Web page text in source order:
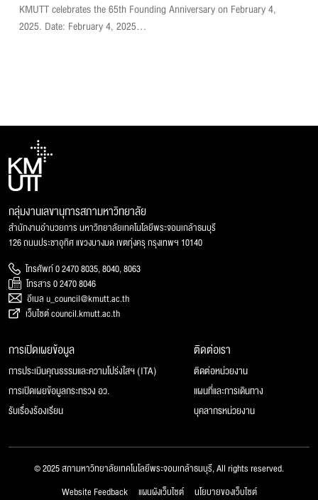
KMUTT celebrates the 65th Founding Anniversary on February 4,
2025. Date: February 4, 2025...
กลุ่มงานเลขานุการสภามหาวิทยาลัย
สำนักงานอำนวยการ มหาวิทยาลัยเทคโนโลยีพระจอมเกล้าธนบุรี
126 ถนนประชาอุทิศ แขวงบางมด เขตทุ่งครุ กรุงเทพฯ 10140
โทรศัพท์ 0 2470 8035, 8040, 8063
โทรสาร 0 2470 8046
อีเมล u_council@kmutt.ac.th
เว็บไซต์ council.kmutt.ac.th
การเปิดเผยข้อมูล
การประเมินคุณธรรมและความโปร่งใสฯ (ITA)
การเปิดเผยข้อมูลกระทรวง อว.
รับเรื่องร้องเรียน
ติดต่อเรา
ติดต่อหน่วยงาน
แผนที่และการเดินทาง
บุคลากรหน่วยงาน
© 2025 สภามหาวิทยาลัยเทคโนโลยีพระจอมเกล้าธนบุรี, All rights reserved.
Website Feedback
แผนผังเว็บไซต์ นโยบายของเว็บไซต์